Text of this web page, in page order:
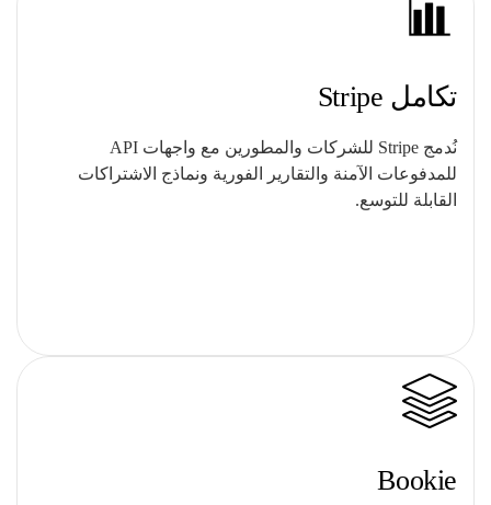
تكامل Stripe
نُدمج Stripe للشركات والمطورين مع واجهات API
للمدفوعات الآمنة والتقارير الفورية ونماذج الاشتراكات
القابلة للتوسع.
Bookie